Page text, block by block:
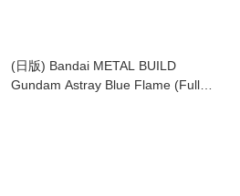
(日版) Bandai METAL BUILD
Gundam Astray Blue Flame (Full